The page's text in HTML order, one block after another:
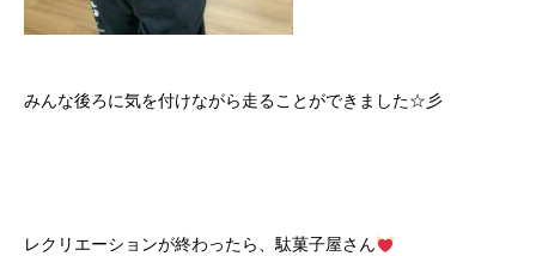
みんな後ろに気を付けながら走ることができました☆彡
レクリエーションが終わったら、駄菓子屋さん